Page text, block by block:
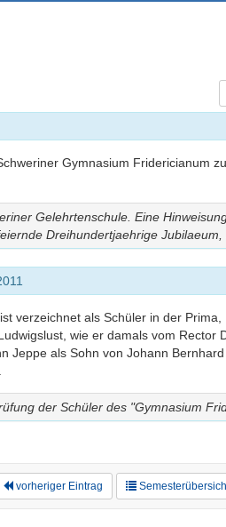
Gymnasium Fridericianum
Gelehrtenschule. Eine
Dreihundertjaehrige
verzeichnet als Schüler in der Prima,
wie er damals vom Rector
Jeppe als Sohn von Johann
der Schüler des "Gymnasium
vorheriger Eintrag